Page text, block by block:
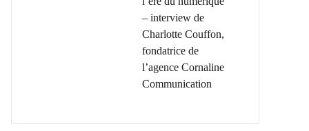
– interview de
Charlotte Couffon,
fondatrice de
l’agence Cornaline
Communication